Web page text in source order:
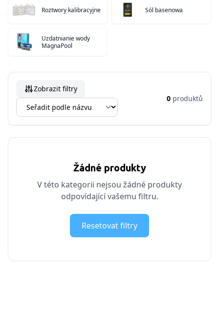
Roztwory kalibracyjne Sól basenowa
Uzdatnianie wody
MagnaPool
Zobrazit filtry
0 produktů
Žádné produkty
V této kategorii nejsou žádné produkty
odpovídající vašemu filtru.
Resetovat filtry